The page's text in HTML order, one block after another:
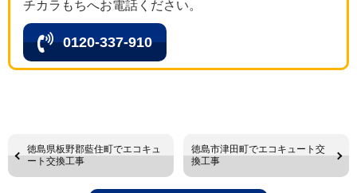
チカラもちへお電話ください。
0120-337-910
徳島県板野郡藍住町でエコキュ
ート交換工事
徳島市津田町でエコキュート交
換工事